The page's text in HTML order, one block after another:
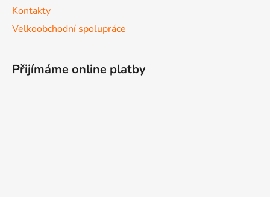
Kontakty
Velkoobchodní spolupráce
Přijímáme online platby